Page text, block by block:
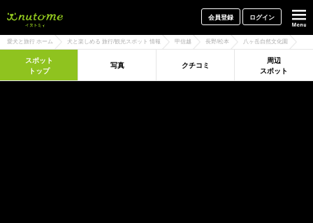
会員登録 ログイン
愛犬と旅行 ホーム 犬と楽しめる 旅行/観光スポット 情報 甲信越 長野/松本 八ヶ岳自然文化園
スポット
トップ
写真 クチコミ
周辺
スポット